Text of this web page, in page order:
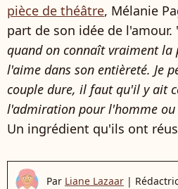
pièce de théâtre, Mélanie
part de son idée de l'amour.
quand on connaît vraiment la
l'aime dans son entièreté. Je
couple dure, il faut qu'il y ait
l'admiration pour l'homme
Un ingrédient qu'ils ont
Par Liane Lazaar |